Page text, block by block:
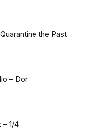
the Past
– Dor
– 1/4